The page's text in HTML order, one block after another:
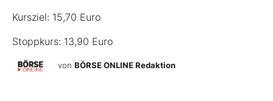
Kursziel: 15,70 Euro
Stoppkurs: 13,90 Euro
von BÖRSE ONLINE Redaktion